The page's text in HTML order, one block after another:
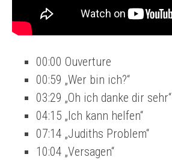
00:00 Ouverture
00:59 „Wer bin ich?“
03:29 „Oh ich danke dir sehr“
04:15 „Ich kann helfen“
07:14 „Judiths Problem“
10:04 „Versagen“